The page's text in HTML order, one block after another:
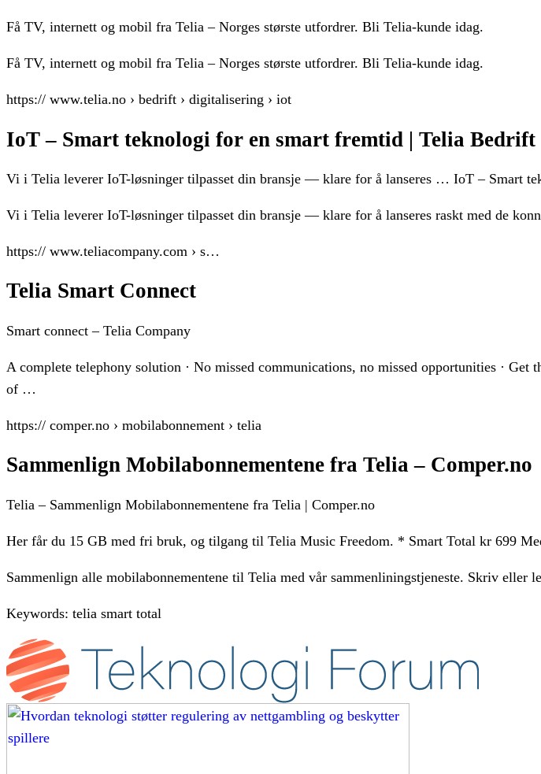
Få TV, internett og mobil fra Telia – Norges største utfordrer. Bli Telia-kunde idag.
Få TV, internett og mobil fra Telia – Norges største utfordrer. Bli Telia-kunde idag.
https:// www.telia.no › bedrift › digitalisering › iot
IoT – Smart teknologi for en smart fremtid | Telia Bedrift
Vi i Telia leverer IoT-løsninger tilpasset din bransje — klare for å lanseres … IoT – Smart
Vi i Telia leverer IoT-løsninger tilpasset din bransje — klare for å lanseres raskt med de
https:// www.teliacompany.com › s…
Telia Smart Connect
Smart connect – Telia Company
A complete telephony solution · No missed communications, no missed opportunities ·
of …
https:// comper.no › mobilabonnement › telia
Sammenlign Mobilabonnementene fra Telia – Comper.no
Telia – Sammenlign Mobilabonnementene fra Telia | Comper.no
Her får du 15 GB med fri bruk, og tilgang til Telia Music Freedom. * Smart Total kr 699
Sammenlign alle mobilabonnementene til Telia med vår sammenliningstjeneste. Skriv eller
Keywords: telia smart total